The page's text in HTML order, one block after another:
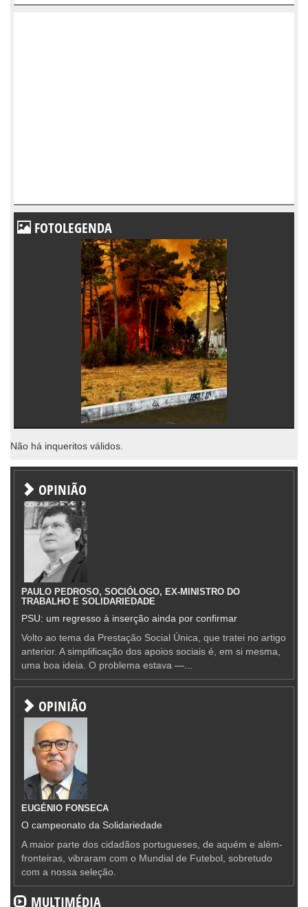
FOTOLEGENDA
Não há inqueritos válidos.
OPINIÃO
PAULO PEDROSO, SOCIÓLOGO, EX-MINISTRO DO
TRABALHO E SOLIDARIEDADE
PSU: um regresso à inserção ainda por confirmar
Volto ao tema da Prestação Social Única, que tratei no artigo
anterior. A simplificação dos apoios sociais é, em si mesma,
uma boa ideia. O problema estava —...
OPINIÃO
EUGÉNIO FONSECA
O campeonato da Solidariedade
A maior parte dos cidadãos portugueses, de aquém e além-
fronteiras, vibraram com o Mundial de Futebol, sobretudo
com a nossa seleção.
MULTIMÉDIA